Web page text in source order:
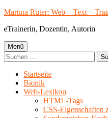
Springe
Inhalt
Martina Rüter: Web – Text –
eTrainerin, Dozentin, Autorin
Primäres
Menü
Menü
Suchen
nach:
Startseite
Bionik
Web-Lexikon
HTML-Tags
CSS-Eigenschaften